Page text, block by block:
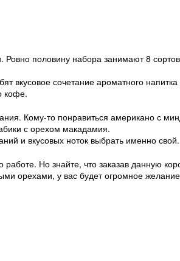
Ровно половину набора занимают 8
сочетание ароматного напитка
кофе.
Кому-то понравиться американо с
с орехом макадамия.
и вкусовых ноток выбрать именно свой.
Но знайте, что заказав данную
орехами, у вас будет огромное желание